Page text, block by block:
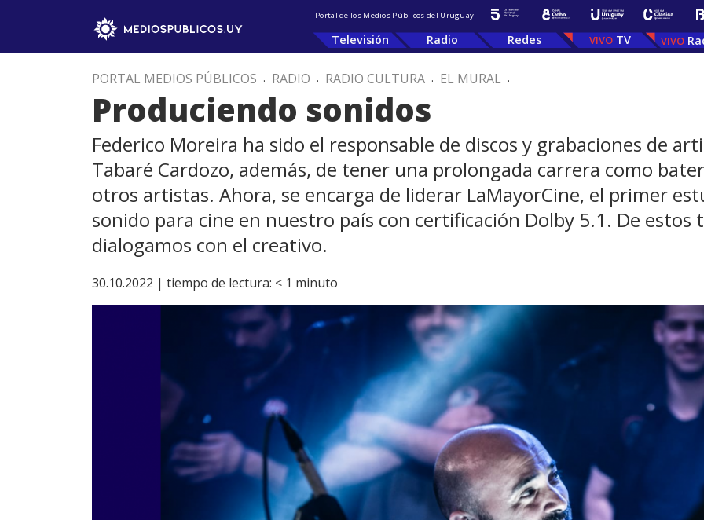
Portal de los Medios Públicos del Uruguay
Televisión Radio Redes TV
PORTAL MEDIOS PÚBLICOS . RADIO . RADIO CULTURA . EL MURAL .
Produciendo sonidos
Federico Moreira ha sido el responsable de discos y grabaciones de
Tabaré Cardozo, además, de tener una prolongada carrera como
otros artistas. Ahora, se encarga de liderar LaMayorCine, el primer
sonido para cine en nuestro país con certificación Dolby 5.1. De estos
dialogamos con el creativo.
30.10.2022 | tiempo de lectura: < 1 minuto